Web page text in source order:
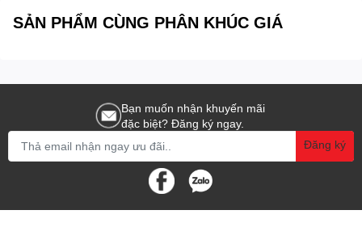
SẢN PHẨM CÙNG PHÂN KHÚC GIÁ
Bạn muốn nhận khuyến mãi
đặc biệt? Đăng ký ngay.
Đăng ký